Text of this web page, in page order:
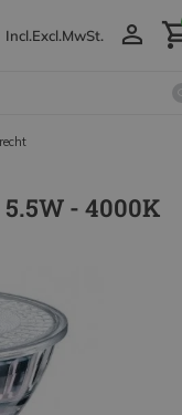
Incl.Excl.MwSt.
- 4000K